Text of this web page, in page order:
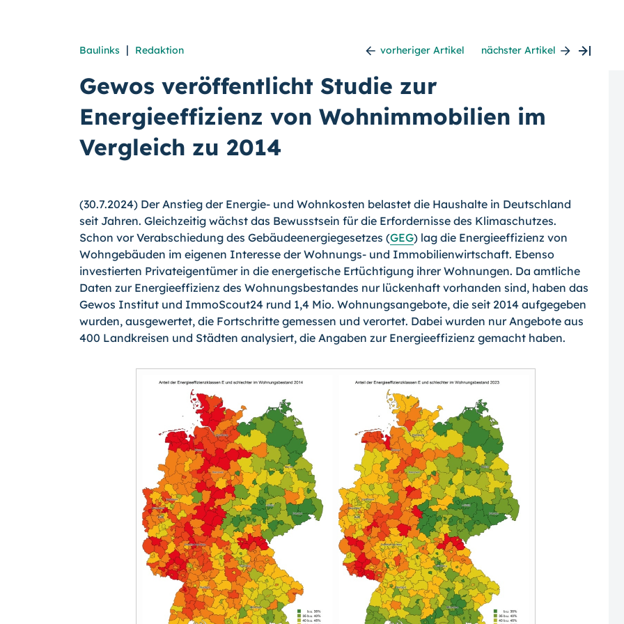
Baulinks | Redaktion vorheriger Artikel nächster Artikel
Gewos veröffentlicht Studie zur
Energieeffizienz von Wohnimmobilien im
Vergleich zu 2014
(30.7.2024) Der Anstieg der Energie- und Wohnkosten belastet die Haushalte in Deutschland
seit Jahren. Gleichzeitig wächst das Bewusstsein für die Erfordernisse des Klimaschutzes.
Schon vor Verabschiedung des Gebäudeenergiegesetzes (GEG) lag die Energieeffizienz von
Wohngebäuden im eigenen Interesse der Wohnungs- und Immobilienwirtschaft. Ebenso
investierten Privateigentümer in die energetische Ertüchtigung ihrer Wohnungen. Da amtliche
Daten zur Energieeffizienz des Wohnungsbestandes nur lückenhaft vorhanden sind, haben das
Gewos Institut und ImmoScout24 rund 1,4 Mio. Wohnungsangebote, die seit 2014 aufgegeben
wurden, ausgewertet, die Fortschritte gemessen und verortet. Dabei wurden nur Angebote aus
400 Landkreisen und Städten analysiert, die Angaben zur Energieeffizienz gemacht haben.